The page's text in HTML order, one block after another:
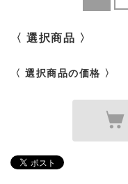
〈 選択商品 〉
〈 選択商品の価格 〉